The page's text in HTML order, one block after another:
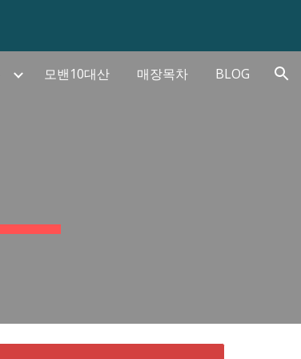
모밴10대산 매장목차 BLOG